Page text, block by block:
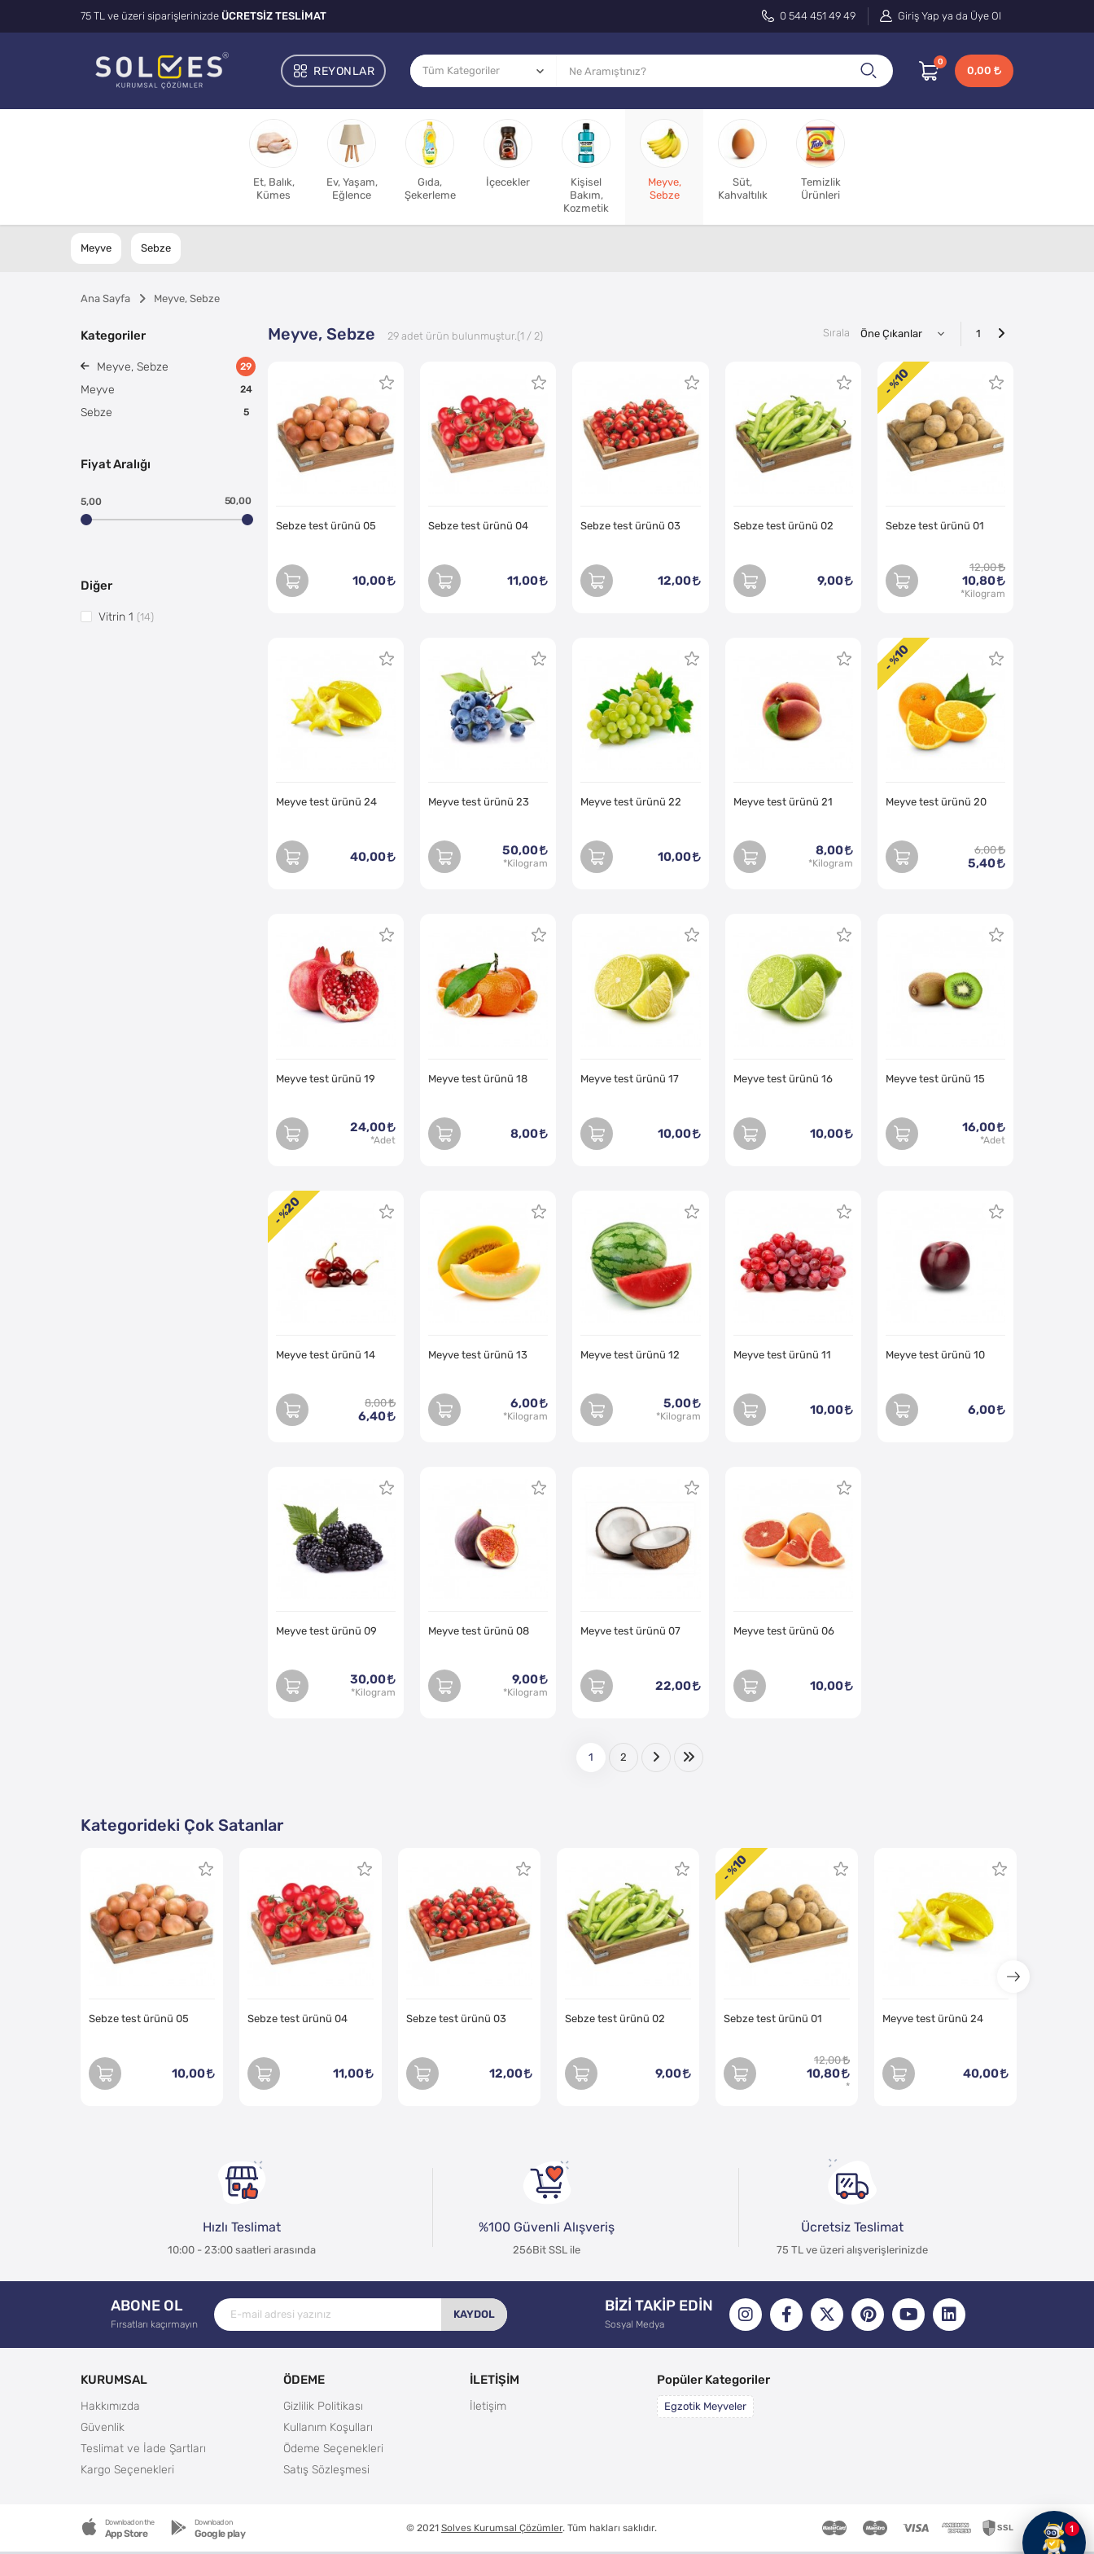
1
75 TL ve üzeri siparişlerinizde ÜCRETSİZ TESLİMAT 0 544 451 49 49 Giriş Yap ya da Üye Ol
REYONLAR
0
0,00
Et, Balık,
Kümes
Ev, Yaşam,
Eğlence
Gıda,
Şekerleme
İçecekler
Kişisel
Bakım,
Kozmetik
Meyve,
Sebze
Süt,
Kahvaltılık
Temizlik
Ürünleri
Meyve Sebze
Ana Sayfa Meyve, Sebze
Meyve, Sebze 29 adet ürün bulunmuştur.(1 / 2) Sırala 1
Sebze test ürünü 05
10,00
Sebze test ürünü 04
11,00
Sebze test ürünü 03
12,00
Sebze test ürünü 02
9,00
Sebze test ürünü 01
12,00
10,80
- %
10
Meyve test ürünü 24
40,00
Meyve test ürünü 23
50,00
Meyve test ürünü 22
10,00
Meyve test ürünü 21
8,00
Meyve test ürünü 20
6,00
5,40
- %
10
Meyve test ürünü 19
24,00
Meyve test ürünü 18
8,00
Meyve test ürünü 17
10,00
Meyve test ürünü 16
10,00
Meyve test ürünü 15
16,00
Meyve test ürünü 14
8,00
6,40
- %
20
Meyve test ürünü 13
6,00
Meyve test ürünü 12
5,00
Meyve test ürünü 11
10,00
Meyve test ürünü 10
6,00
Meyve test ürünü 09
30,00
Meyve test ürünü 08
9,00
Meyve test ürünü 07
22,00
Meyve test ürünü 06
10,00
1 2
Kategoriler
Meyve, Sebze 29
Meyve 24
Sebze 5
Fiyat Aralığı
5,00 50,00
Diğer
Vitrin 1 (14)
Kategorideki Çok Satanlar
Sebze test ürünü 05
10,00
Sebze test ürünü 04
11,00
Sebze test ürünü 03
12,00
Sebze test ürünü 02
9,00
Sebze test ürünü 01
12,00
10,80
- %
10
Meyve test ürünü 24
40,00
Hızlı Teslimat
10:00 - 23:00 saatleri arasında
%100 Güvenli Alışveriş
256Bit SSL ile
Ücretsiz Teslimat
75 TL ve üzeri alışverişlerinizde
ABONE OL
Fırsatları kaçırmayın
KAYDOL
BİZİ TAKİP EDİN
Sosyal Medya
KURUMSAL
Hakkımızda
Güvenlik
Teslimat ve İade Şartları
Kargo Seçenekleri
ÖDEME
Gizlilik Politikası
Kullanım Koşulları
Ödeme Seçenekleri
Satış Sözleşmesi
İLETİŞİM
İletişim
Popüler Kategoriler
Egzotik Meyveler
Download on the
App Store
Download on
Google play © 2021 Solves Kurumsal Çözümler. Tüm hakları saklıdır.